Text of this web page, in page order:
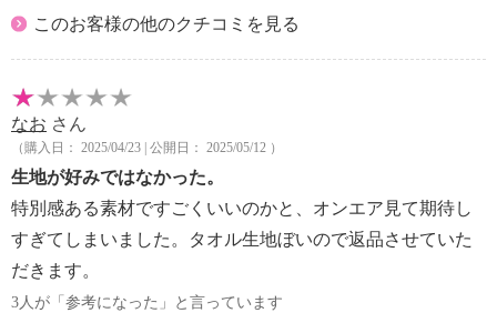
このお客様の他のクチコミを見る
なお さん
（購入日： 2025/04/23 | 公開日： 2025/05/12 ）
生地が好みではなかった。
特別感ある素材ですごくいいのかと、オンエア見て期待し
すぎてしまいました。タオル生地ぼいので返品させていた
だきます。
3人が「参考になった」と言っています